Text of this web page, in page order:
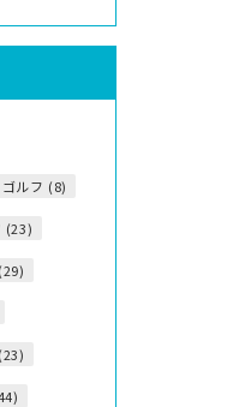
ゴルフ (8)
(23)